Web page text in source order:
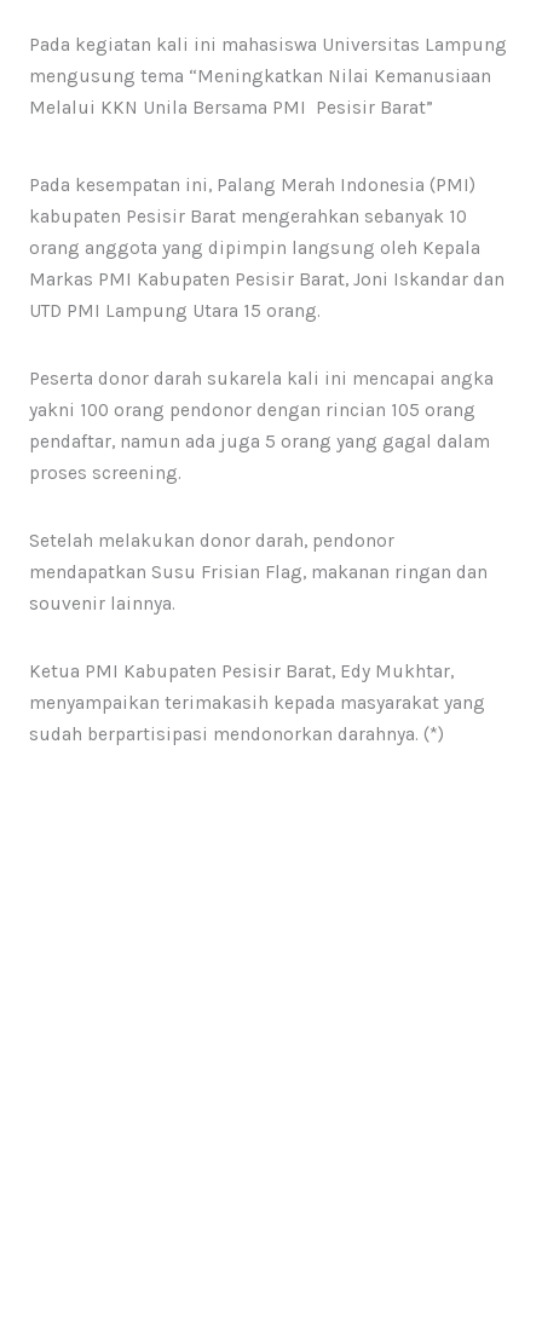
Pada kegiatan kali ini mahasiswa Universitas Lampung
mengusung tema “Meningkatkan Nilai Kemanusiaan
Melalui KKN Unila Bersama PMI Pesisir Barat”
Pada kesempatan ini, Palang Merah Indonesia (PMI)
kabupaten Pesisir Barat mengerahkan sebanyak 10
orang anggota yang dipimpin langsung oleh Kepala
Markas PMI Kabupaten Pesisir Barat, Joni Iskandar dan
UTD PMI Lampung Utara 15 orang.
Peserta donor darah sukarela kali ini mencapai angka
yakni 100 orang pendonor dengan rincian 105 orang
pendaftar, namun ada juga 5 orang yang gagal dalam
proses screening.
Setelah melakukan donor darah, pendonor
mendapatkan Susu Frisian Flag, makanan ringan dan
souvenir lainnya.
Ketua PMI Kabupaten Pesisir Barat, Edy Mukhtar,
menyampaikan terimakasih kepada masyarakat yang
sudah berpartisipasi mendonorkan darahnya. (*)